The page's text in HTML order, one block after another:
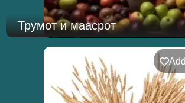
Трумот и маасрот